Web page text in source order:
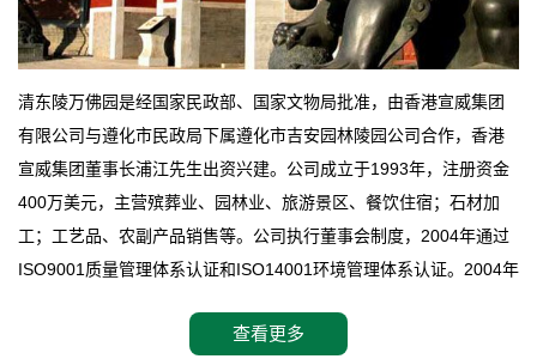
清东陵万佛园是经国家民政部、国家文物局批准，由香港宣威集团
有限公司与遵化市民政局下属遵化市吉安园林陵园公司合作，香港
宣威集团董事长浦江先生出资兴建。公司成立于1993年，注册资金
400万美元，主营殡葬业、园林业、旅游景区、餐饮住宿；石材加
工；工艺品、农副产品销售等。公司执行董事会制度，2004年通过
ISO9001质量管理体系认证和ISO14001环境管理体系认证。2004年
拥有4A级旅游区头衔的花园式陵园，园内建有四星级酒店一座。
查看更多